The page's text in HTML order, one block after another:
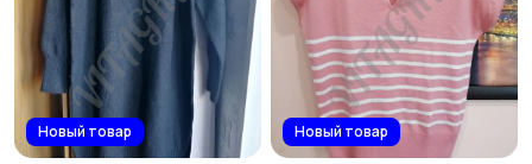
Новый товар Новый товар